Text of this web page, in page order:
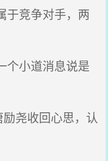
竞争对手，两
小道消息说是
尧收回心思，认